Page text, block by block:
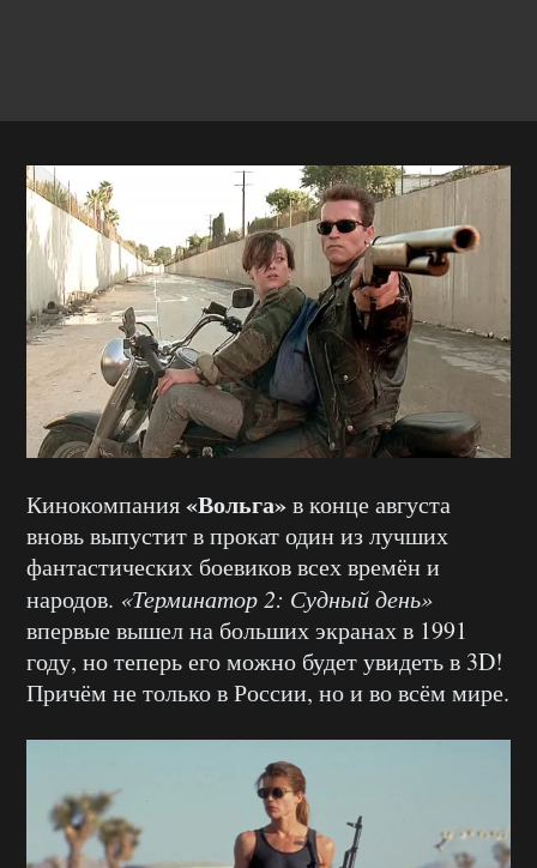
Кинокомпания«Вольга»в конце августа
вновь выпустит в прокат один из лучших
фантастических боевиков всех времён и
народов. «Терминатор 2: Судный день»
впервые вышел на больших экранах в 1991
году, но теперь его можно будет увидеть в 3D!
Причём не только в России, но и во всём мире.